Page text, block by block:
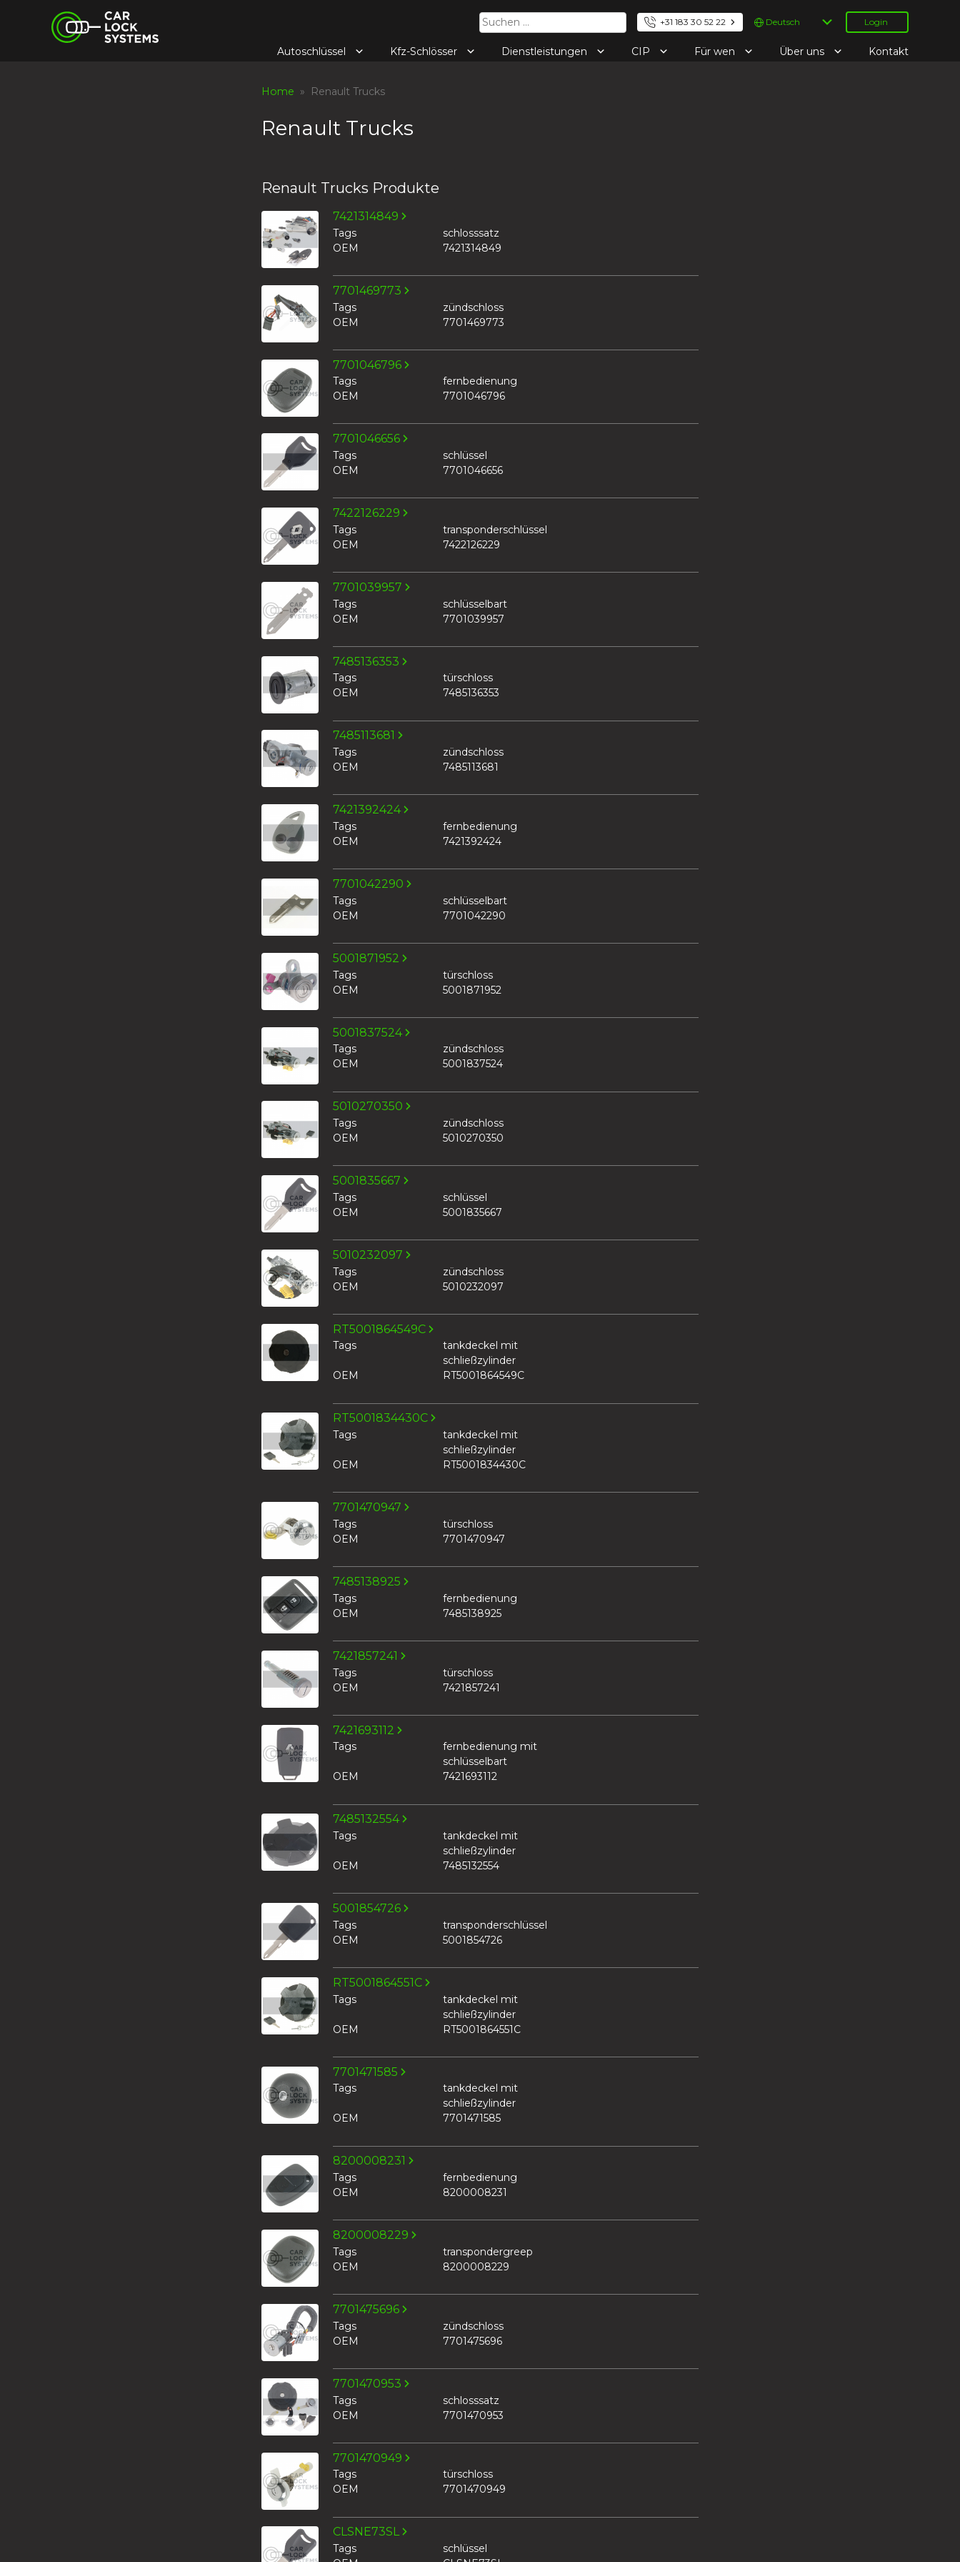
Car Lock Systems
Suchen
nach:
+31 183 30 52 22
Sprache
auswählen
Login
Autoschlüssel Kfz-Schlösser Dienstleistungen CIP Für wen Über uns Kontakt
Home » Renault Trucks
Renault Trucks
Renault Trucks Produkte
7421314849
Tags
schlosssatz
OEM
7421314849
7701469773
Tags
zündschloss
OEM
7701469773
7701046796
Tags
fernbedienung
OEM
7701046796
7701046656
Tags
schlüssel
OEM
7701046656
7422126229
Tags
transponderschlüssel
OEM
7422126229
7701039957
Tags
schlüsselbart
OEM
7701039957
7485136353
Tags
türschloss
OEM
7485136353
7485113681
Tags
zündschloss
OEM
7485113681
7421392424
Tags
fernbedienung
OEM
7421392424
7701042290
Tags
schlüsselbart
OEM
7701042290
5001871952
Tags
türschloss
OEM
5001871952
5001837524
Tags
zündschloss
OEM
5001837524
5010270350
Tags
zündschloss
OEM
5010270350
5001835667
Tags
schlüssel
OEM
5001835667
5010232097
Tags
zündschloss
OEM
5010232097
RT5001864549C
Tags
tankdeckel mit
schließzylinder
OEM
RT5001864549C
RT5001834430C
Tags
tankdeckel mit
schließzylinder
OEM
RT5001834430C
7701470947
Tags
türschloss
OEM
7701470947
7485138925
Tags
fernbedienung
OEM
7485138925
7421857241
Tags
türschloss
OEM
7421857241
7421693112
Tags
fernbedienung mit
schlüsselbart
OEM
7421693112
7485132554
Tags
tankdeckel mit
schließzylinder
OEM
7485132554
5001854726
Tags
transponderschlüssel
OEM
5001854726
RT5001864551C
Tags
tankdeckel mit
schließzylinder
OEM
RT5001864551C
7701471585
Tags
tankdeckel mit
schließzylinder
OEM
7701471585
8200008231
Tags
fernbedienung
OEM
8200008231
8200008229
Tags
transpondergreep
OEM
8200008229
7701475696
Tags
zündschloss
OEM
7701475696
7701470953
Tags
schlosssatz
OEM
7701470953
7701470949
Tags
türschloss
OEM
7701470949
CLSNE73SL
Tags
schlüssel